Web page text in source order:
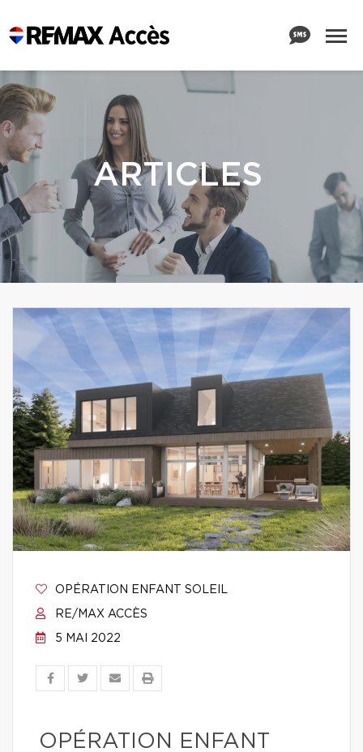
ARTICLES
OPÉRATION ENFANT SOLEIL
RE/MAX ACCÈS
5 MAI 2022
OPÉRATION ENFANT